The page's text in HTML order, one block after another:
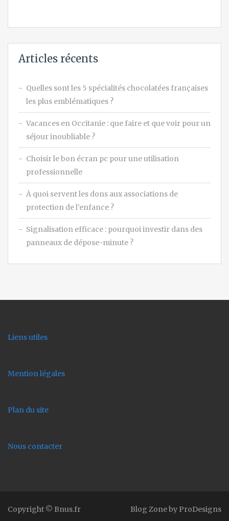
Articles récents
Quelles sont les 5 spécialités chocolatées françaises
les plus emblématiques ?
Vacances en Occitanie : que faire et que voir pour un
séjour inoubliable ?
Choisir le bon écran pc pour une utilisation
professionnelle
À quoi servent les dons aux associations de
protection de l’enfance ?
Signalisation efficace : pourquoi investir dans des
panneaux de dépose-minute ?
Liens utiles
Mention légales
Plan du site
Nous contacter
Copyright © Bnus.fr Blog Zone by ProDesigns